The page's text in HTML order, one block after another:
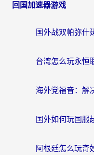
回国加速器游戏